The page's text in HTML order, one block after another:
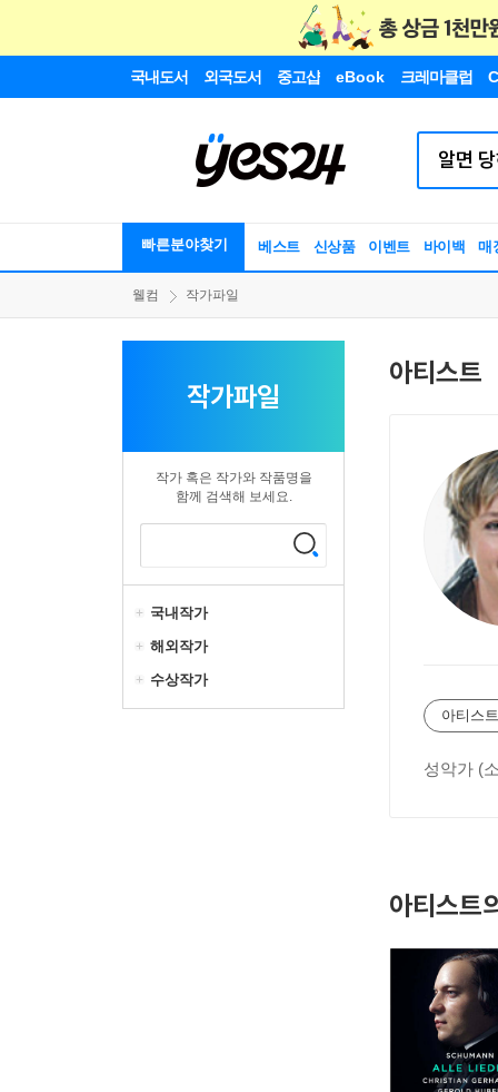
국내도서 외국도서 중고샵 eBook 크레마클럽
빠른분야찾기 베스트 신상품 이벤트 바이백 매
웰컴 작가파일
작가파일
작가 혹은 작가와 작품명을
함께 검색해 보세요.
국내작가
해외작가
수상작가
아티스트
아티스
성악가 (
아티스트